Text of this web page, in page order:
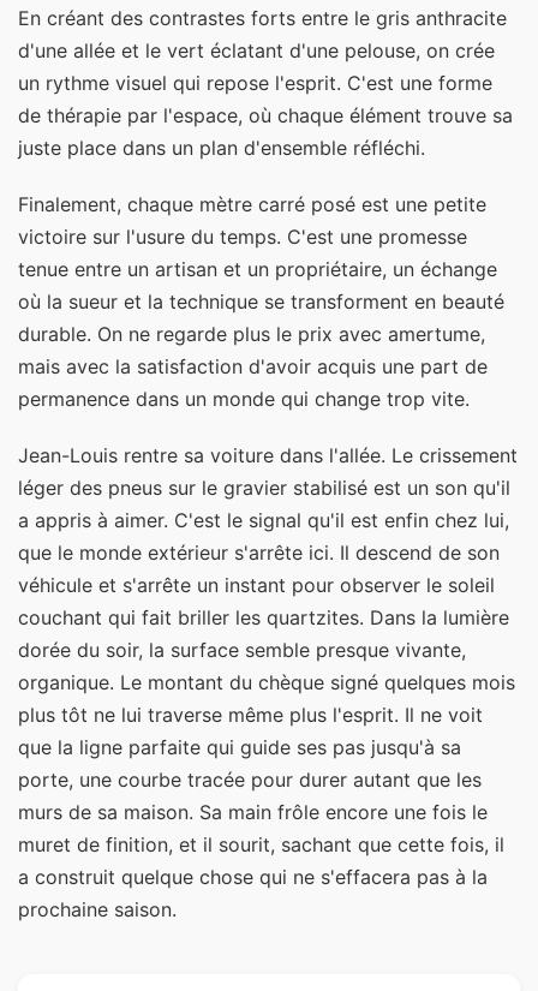
En créant des contrastes forts entre le gris anthracite
d'une allée et le vert éclatant d'une pelouse, on crée
un rythme visuel qui repose l'esprit. C'est une forme
de thérapie par l'espace, où chaque élément trouve sa
juste place dans un plan d'ensemble réfléchi.
Finalement, chaque mètre carré posé est une petite
victoire sur l'usure du temps. C'est une promesse
tenue entre un artisan et un propriétaire, un échange
où la sueur et la technique se transforment en beauté
durable. On ne regarde plus le prix avec amertume,
mais avec la satisfaction d'avoir acquis une part de
permanence dans un monde qui change trop vite.
Jean-Louis rentre sa voiture dans l'allée. Le crissement
léger des pneus sur le gravier stabilisé est un son qu'il
a appris à aimer. C'est le signal qu'il est enfin chez lui,
que le monde extérieur s'arrête ici. Il descend de son
véhicule et s'arrête un instant pour observer le soleil
couchant qui fait briller les quartzites. Dans la lumière
dorée du soir, la surface semble presque vivante,
organique. Le montant du chèque signé quelques mois
plus tôt ne lui traverse même plus l'esprit. Il ne voit
que la ligne parfaite qui guide ses pas jusqu'à sa
porte, une courbe tracée pour durer autant que les
murs de sa maison. Sa main frôle encore une fois le
muret de finition, et il sourit, sachant que cette fois, il
a construit quelque chose qui ne s'effacera pas à la
prochaine saison.